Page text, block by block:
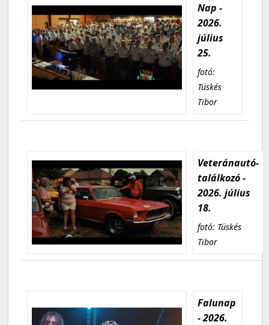
Nap -
2026.
július
25.
fotó:
Tüskés
Tibor
Veteránautó-
találkozó -
2026. július
18.
fotó: Tüskés
Tibor
Falunap
- 2026.